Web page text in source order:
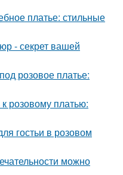
платье: стильные
- секрет вашей
розовое платье:
розовому платью:
гостьи в розовом
можно